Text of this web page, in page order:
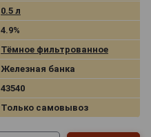
0.5 л
4.9%
Тёмное фильтрованное
Железная банка
43540
Только самовывоз